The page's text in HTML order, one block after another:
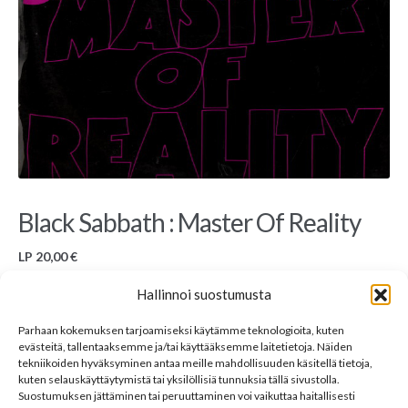
Hallinnoi suostumusta
Parhaan kokemuksen tarjoamiseksi käytämme teknologioita, kuten
evästeitä, tallentaaksemme ja/tai käyttääksemme laitetietoja. Näiden
tekniikoiden hyväksyminen antaa meille mahdollisuuden käsitellä tietoja,
kuten selauskäyttäytymistä tai yksilöllisiä tunnuksia tällä sivustolla.
Suostumuksen jättäminen tai peruuttaminen voi vaikuttaa haitallisesti
Black Sabbath : Master Of Reality
LP 20,00€
myynnissä olevat levyt ovat hyväkuntoisia, ellei toisin ole mainittu. Lisätietoja saa
kysymällä osoitteestasales@33rpm.fi .
Varasto loppu